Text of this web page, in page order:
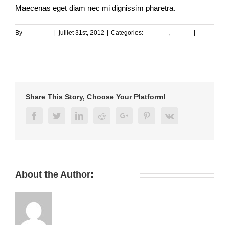
Maecenas eget diam nec mi dignissim pharetra.
By juillet 31st, 2012 Categories: ,
Share This Story, Choose Your Platform!
FacebookTwitterLinkedinRedditGoogle+ PinterestVk
About the Author: